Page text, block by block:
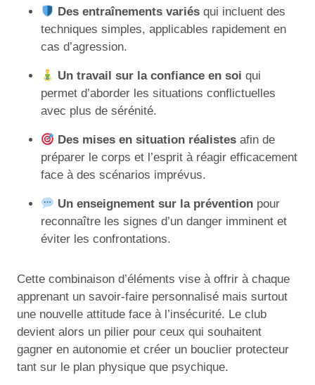
Des entraînements variés qui incluent des
techniques simples, applicables rapidement en
cas d’agression.
Un travail sur la confiance en soi qui
permet d’aborder les situations conflictuelles
avec plus de sérénité.
Des mises en situation réalistes afin de
préparer le corps et l’esprit à réagir efficacement
face à des scénarios imprévus.
Un enseignement sur la prévention pour
reconnaître les signes d’un danger imminent et
éviter les confrontations.
Cette combinaison d’éléments vise à offrir à chaque
apprenant un savoir-faire personnalisé mais surtout
une nouvelle attitude face à l’insécurité. Le club
devient alors un pilier pour ceux qui souhaitent
gagner en autonomie et créer un bouclier protecteur
tant sur le plan physique que psychique.